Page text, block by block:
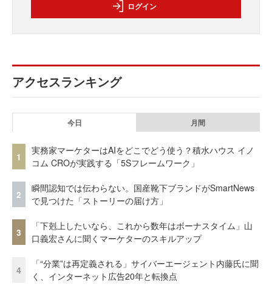
ログイン
アクセスランキング
今日 月間
1
実務家マーケターはAIをどこでどう使う？積水ハウス イノ
コム CROが実践する「5Sフレームワーク」
2
瞬間認知では伝わらない。国産靴下ブランドがSmartNews
で見つけた「ストーリーの届け方」
3
「下剋上したいなら、これから数年はボーナスタイム」山
口義宏さんに聞くマーケターのスキルアップ
4
「“分業”は再定義される」サイバーエージェント内藤氏に聞
く、インターネット広告20年と転換点